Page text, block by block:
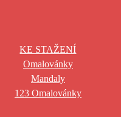
KE STAŽENÍ
Omalovánky
Mandaly
123 Omalovánky